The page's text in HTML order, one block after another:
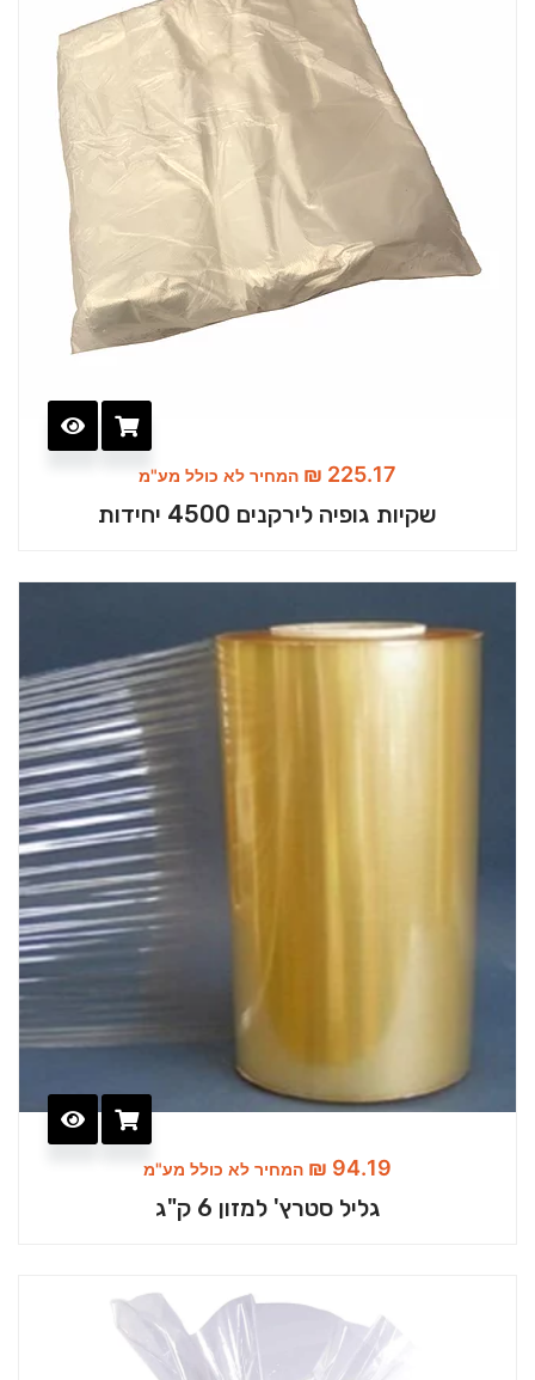
₪ 225.17 המחיר לא כולל מע"מ
שקיות גופיה לירקנים 4500 יחידות
₪ 94.19 המחיר לא כולל מע"מ
גליל סטרץ' למזון 6 ק"ג